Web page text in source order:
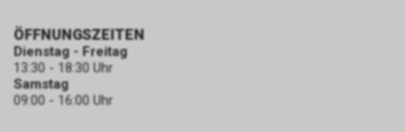
ÖFFNUNGSZEITEN
Dienstag - Freitag
13:30 - 18:30 Uhr
Samstag
09:00 - 16:00 Uhr